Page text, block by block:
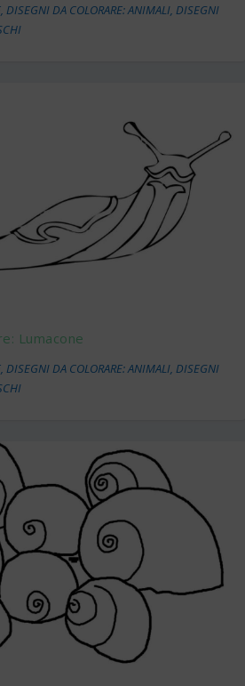
,DISEGNI DA COLORARE: ANIMALI,DISEGNI
Lumacone
,DISEGNI DA COLORARE: ANIMALI,DISEGNI